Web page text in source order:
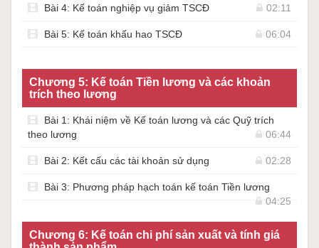
Bài 4: Kế toán nghiệp vụ giảm TSCĐ 02:11
Bài 5: Kế toán khấu hao TSCĐ 06:04
Chương 5: Kế toán Tiền lương và các khoản
trích theo lương
Bài 1: Khái niệm về Kế toán lương và các Quỹ trích
theo lương
06:44
Bài 2: Kết cấu các tài khoản sử dụng 02:28
Bài 3: Phương pháp hạch toán kế toán Tiền lương
04:25
Chương 6: Kế toán chi phí sản xuất và tính giá